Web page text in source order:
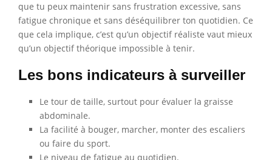
que tu peux maintenir sans frustration excessive, sans
fatigue chronique et sans déséquilibrer ton quotidien. Ce
que cela implique, c’est qu’un objectif réaliste vaut mieux
qu’un objectif théorique impossible à tenir.
Les bons indicateurs à surveiller
Le tour de taille, surtout pour évaluer la graisse
abdominale.
La facilité à bouger, marcher, monter des escaliers
ou faire du sport.
Le niveau de fatigue au quotidien.